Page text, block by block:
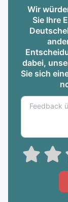
Wir
Sie Ihre
dabei,
Sie sich